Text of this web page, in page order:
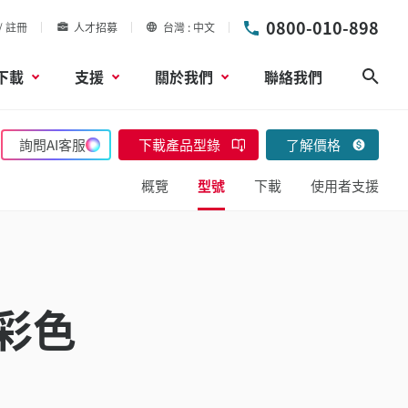
註冊 人才招募 台灣 中文 0800-010-898
載 支援 關於我們 聯絡我們
詢問AI客服 下載產品型錄 了解價格
概覽 型號 下載 使用者支援
色